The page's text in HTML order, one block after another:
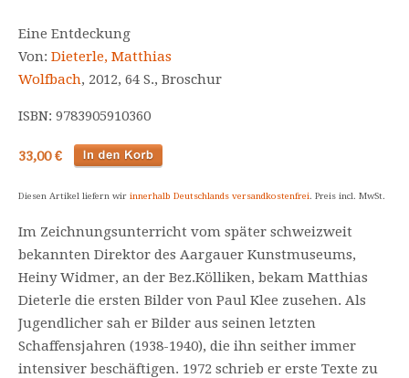
Eine Entdeckung
Von: Dieterle, Matthias
Wolfbach, 2012, 64 S., Broschur
ISBN: 9783905910360
33,00 €
Diesen Artikel liefern wir innerhalb Deutschlands versandkostenfrei. Preis incl. MwSt.
Im Zeichnungsunterricht vom später schweizweit
bekannten Direktor des Aargauer Kunstmuseums,
Heiny Widmer, an der Bez.Kölliken, bekam Matthias
Dieterle die ersten Bilder von Paul Klee zusehen. Als
Jugendlicher sah er Bilder aus seinen letzten
Schaffensjahren (1938-1940), die ihn seither immer
intensiver beschäftigen. 1972 schrieb er erste Texte zu